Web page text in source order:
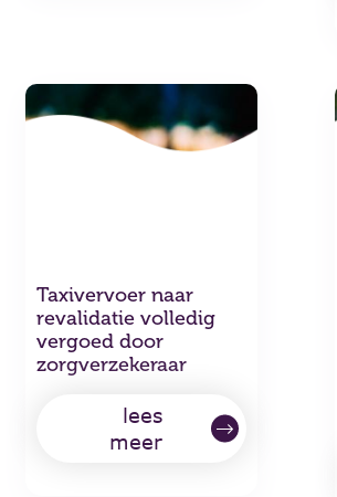
Taxivervoer naar
revalidatie volledig
vergoed door
zorgverzekeraar
lees
meer